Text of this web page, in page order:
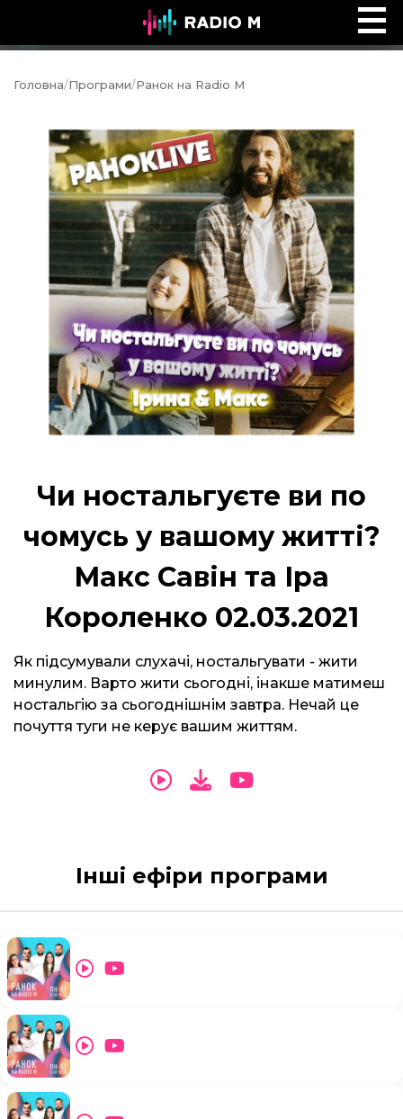
Інтервʼю Time
Головна/Програми/Ранок на Radio M
Чи ностальгуєте ви по
чомусь у вашому житті?
Макс Савін та Іра
Короленко 02.03.2021
Як підсумували слухачі, ностальгувати - жити
минулим. Варто жити сьогодні, інакше матимеш
ностальгію за сьогоднішнім завтра. Нечай це
почуття туги не керує вашим життям.
Інші ефіри програми